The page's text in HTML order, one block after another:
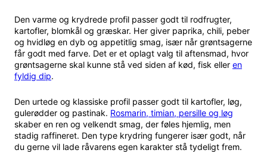
Den varme og krydrede profil passer godt til rodfrugter,
kartofler, blomkål og græskar. Her giver paprika, chili, peber
og hvidløg en dyb og appetitlig smag, især når grøntsagerne
får godt med farve. Det er et oplagt valg til aftensmad, hvor
grøntsagerne skal kunne stå ved siden af kød, fisk eller en
fyldig dip.
Den urtede og klassiske profil passer godt til kartofler, løg,
gulerødder og pastinak. Rosmarin, timian, persille og løg
skaber en ren og velkendt smag, der føles hjemlig, men
stadig raffineret. Den type krydring fungerer især godt, når
du gerne vil lade råvarens egen karakter stå tydeligt frem.